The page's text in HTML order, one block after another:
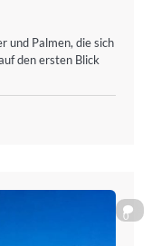
und Palmen, die sich
den ersten Blick
0